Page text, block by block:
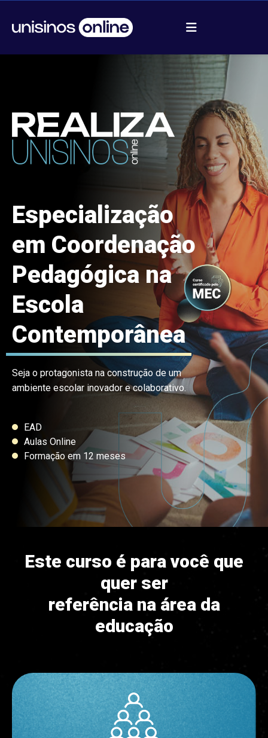
Especialização
em Coordenação
Pedagógica na
Escola
Contemporânea
Seja o protagonista na construção de um
ambiente escolar inovador e colaborativo.
EAD
Aulas Online
Formação em 12 meses
Este curso é para você que
quer ser
referência na área da
educação